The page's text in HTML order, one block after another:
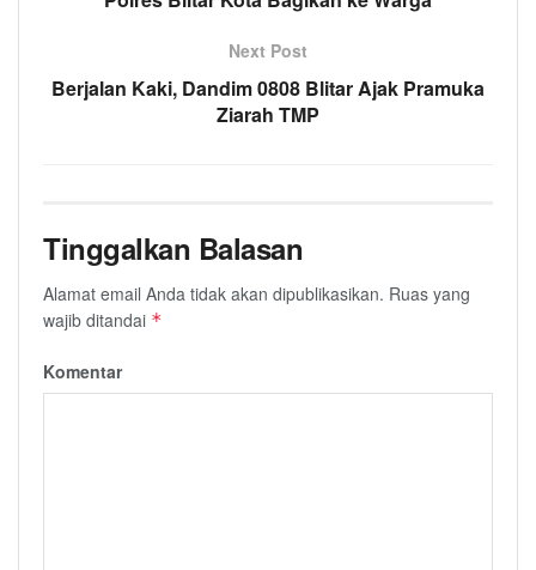
Next Post
Berjalan Kaki, Dandim 0808 Blitar Ajak Pramuka
Ziarah TMP
Tinggalkan Balasan
Alamat email Anda tidak akan dipublikasikan. Ruas yang
wajib ditandai *
Komentar